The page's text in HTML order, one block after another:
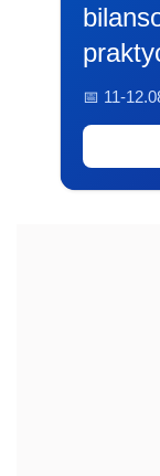
📅 11-